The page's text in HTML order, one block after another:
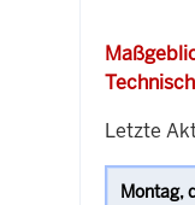
Letzte